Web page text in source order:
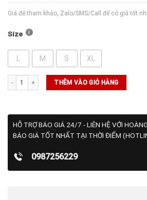
Giá để tham khảo, Zalo/SMS/Call để có giá tốt
Size
M S XL
Quần Ngắn Sergio Tacchini Geo (22166365-BLK) số
THÊM VÀO GIỎ HÀNG
HỖ TRỢ BÁO GIÁ 24/7 - LIÊN HỆ VỚI
BÁO GIÁ TỐT NHẤT TẠI THỜI ĐIỂM
0987256229